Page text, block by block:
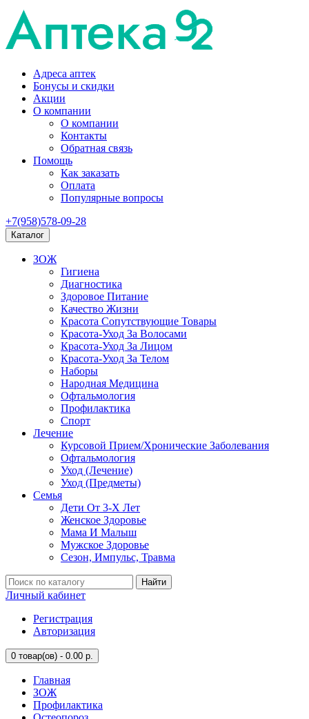
Адреса аптек
Бонусы и скидки
Акции
О компании
О компании
Контакты
Обратная связь
Помощь
Как заказать
Оплата
Популярные вопросы
+7(958)578-09-28
Каталог
ЗОЖ
Гигиена
Диагностика
Здоровое Питание
Качество Жизни
Красота Сопутствующие Товары
Красота-Уход За Волосами
Красота-Уход За Лицом
Красота-Уход За Телом
Наборы
Народная Медицина
Офтальмология
Профилактика
Спорт
Лечение
Курсовой Прием/Хронические Заболевания
Офтальмология
Уход (Лечение)
Уход (Предметы)
Семья
Дети От 3-Х Лет
Женское Здоровье
Мама И Малыш
Мужское Здоровье
Сезон, Импульс, Травма
Найти
Личный кабинет
Регистрация
Авторизация
0 товар(ов) - 0.00 р.
Главная
ЗОЖ
Профилактика